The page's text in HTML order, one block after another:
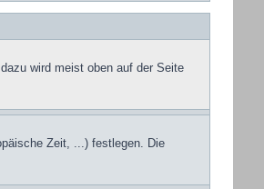
wird meist oben auf der Seite
Zeit, ...) festlegen. Die